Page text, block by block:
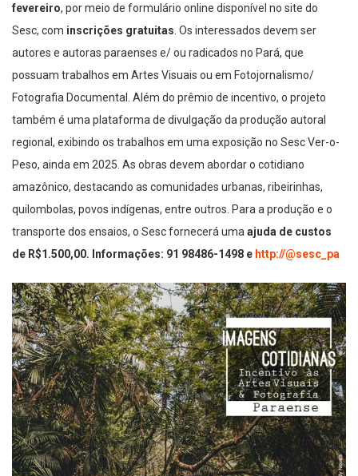
fevereiro, por meio de formulário online disponível no site do
Sesc, com inscrições gratuitas . Os interessados devem ser
autores e autoras paraenses e/ ou radicados no Pará, que
possuam trabalhos em Artes Visuais ou em Fotojornalismo/
Fotografia Documental. Além do prêmio de incentivo, o projeto
também é uma plataforma de divulgação da produção autoral
regional, exibindo os trabalhos em uma exposição no Sesc Ver-o-
Peso, ainda em 2025. As obras devem abordar o cotidiano
amazônico, destacando as comunidades urbanas, ribeirinhas,
quilombolas, povos indígenas, entre outros. Para a produção e o
transporte dos ensaios, o Sesc fornecerá uma ajuda de custos
de R$1.500,00. Informações: 91 98486-1498 e http://@sesc_pa